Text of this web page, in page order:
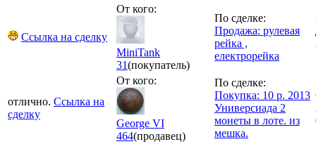
Ссылка на сделку
От кого:
MiniTank
31(покупатель)
По сделке:
Продажа: рулевая
рейка ,
електрорейка
отлично. Ссылка на
сделку
От кого:
George VI
464(продавец)
По сделке:
Покупка: 10 р. 2013
Универсиада 2
монеты в лоте. из
мешка.